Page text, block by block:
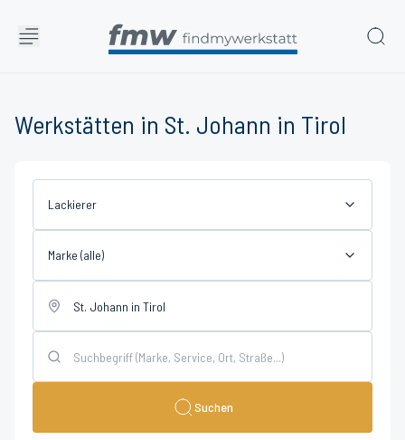
Werkstätten in St. Johann in Tirol
Lackierer
Marke (alle)
Suchen